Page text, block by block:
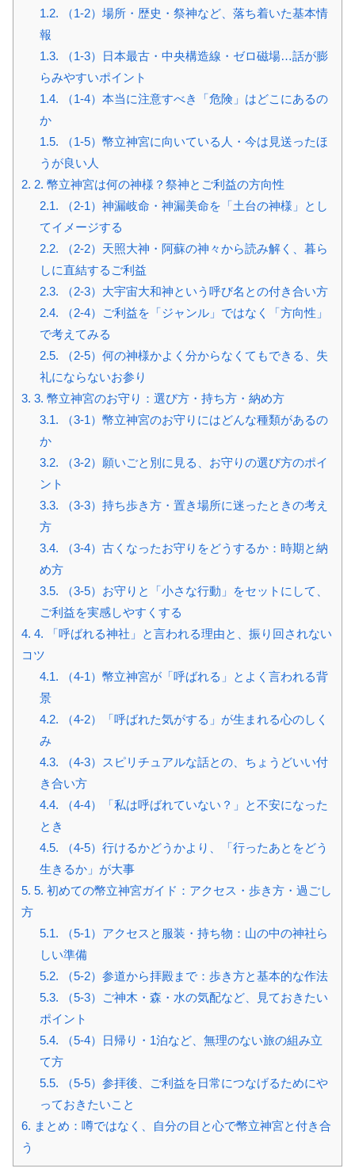
1.2. （1-2）場所・歴史・祭神など、落ち着いた基本情
報
1.3. （1-3）日本最古・中央構造線・ゼロ磁場…話が膨
らみやすいポイント
1.4. （1-4）本当に注意すべき「危険」はどこにあるの
か
1.5. （1-5）幣立神宮に向いている人・今は見送ったほ
うが良い人
2. 2. 幣立神宮は何の神様？祭神とご利益の方向性
2.1. （2-1）神漏岐命・神漏美命を「土台の神様」とし
てイメージする
2.2. （2-2）天照大神・阿蘇の神々から読み解く、暮ら
しに直結するご利益
2.3. （2-3）大宇宙大和神という呼び名との付き合い方
2.4. （2-4）ご利益を「ジャンル」ではなく「方向性」
で考えてみる
2.5. （2-5）何の神様かよく分からなくてもできる、失
礼にならないお参り
3. 3. 幣立神宮のお守り：選び方・持ち方・納め方
3.1. （3-1）幣立神宮のお守りにはどんな種類があるの
か
3.2. （3-2）願いごと別に見る、お守りの選び方のポイ
ント
3.3. （3-3）持ち歩き方・置き場所に迷ったときの考え
方
3.4. （3-4）古くなったお守りをどうするか：時期と納
め方
3.5. （3-5）お守りと「小さな行動」をセットにして、
ご利益を実感しやすくする
4. 4. 「呼ばれる神社」と言われる理由と、振り回されない
コツ
4.1. （4-1）幣立神宮が「呼ばれる」とよく言われる背
景
4.2. （4-2）「呼ばれた気がする」が生まれる心のしく
み
4.3. （4-3）スピリチュアルな話との、ちょうどいい付
き合い方
4.4. （4-4）「私は呼ばれていない？」と不安になった
とき
4.5. （4-5）行けるかどうかより、「行ったあとをどう
生きるか」が大事
5. 5. 初めての幣立神宮ガイド：アクセス・歩き方・過ごし
方
5.1. （5-1）アクセスと服装・持ち物：山の中の神社ら
しい準備
5.2. （5-2）参道から拝殿まで：歩き方と基本的な作法
5.3. （5-3）ご神木・森・水の気配など、見ておきたい
ポイント
5.4. （5-4）日帰り・1泊など、無理のない旅の組み立
て方
5.5. （5-5）参拝後、ご利益を日常につなげるためにや
っておきたいこと
6. まとめ：噂ではなく、自分の目と心で幣立神宮と付き合
う